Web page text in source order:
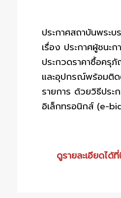
ประกาศสถาบันพระบ
เรื่อง ประกาศผู้ชนะก
ประกวดราคาซื้อครุ
และอุปกรณ์พร้อมติ
รายการ ด้วยวิธีประ
อิเล็กทรอนิกส์ (e-
ดูรายละเอียดได้